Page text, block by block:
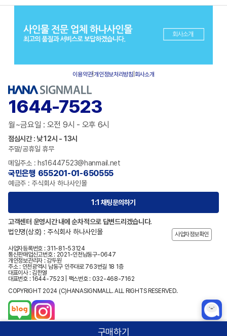
이용약관|개인정보처리방침 회사소개
1644-7523
월~금요일 : 오전 9시 - 오후 6시
점심시간 : 낮 12시 - 13시
주말/공휴일 휴무
메일주소 : hs16447523@hanmail.net
국민은행 655201-01-650555
예금주 : 주식회사 하나사인몰
1:1 채팅문의하기
고객센터 운영시간 내에 순차적으로 답변드리겠습니다.
법인명(상호) : 주식회사 하나사인몰
사업자정보확인
사업자등록번호 : 311-81-53124
통신판매업신고번호 : 2021-인천남동구-0647
개인정보관리자 : 강두원
주소 : 인천광역시 남동구 인주대로 763번길 18 1층
대표이사 : 김한열
대표번호 : 1644-7523 | 팩스번호 : 032-468-7162
COPYRIGHT 2024 (C)HANASIGNMALL. ALL RIGHTS RESERVED.
구매하기